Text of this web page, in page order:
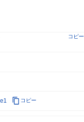
コピー
コピー